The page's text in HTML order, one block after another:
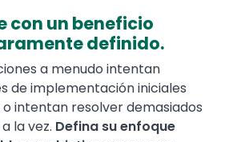
con un beneficio
definido.
a menudo intentan
de implementación iniciales
intentan resolver demasiados
la vez. Defina su enfoque